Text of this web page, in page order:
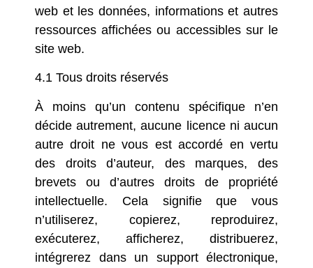
web et les données, informations et autres
ressources affichées ou accessibles sur le
site web.
4.1 Tous droits réservés
À moins qu’un contenu spécifique n’en
décide autrement, aucune licence ni aucun
autre droit ne vous est accordé en vertu
des droits d’auteur, des marques, des
brevets ou d’autres droits de propriété
intellectuelle. Cela signifie que vous
n’utiliserez, copierez, reproduirez,
exécuterez, afficherez, distribuerez,
intégrerez dans un support électronique,